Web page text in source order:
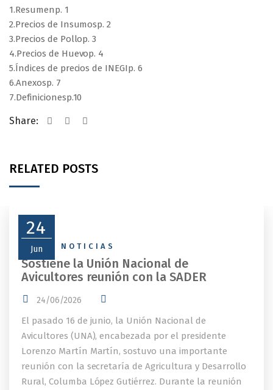
1.Resumenp. 1
2.Precios de Insumosp. 2
3.Precios de Pollop. 3
4.Precios de Huevop. 4
5.Índices de precios de INEGIp. 6
6.Anexosp. 7
7.Definicionesp.10
Share:
RELATED POSTS
24
Jun
NEWS NOTICIAS
Sostiene la Unión Nacional de
Avicultores reunión con la SADER
24/06/2026
El pasado 16 de junio, la Unión Nacional de
Avicultores (UNA), encabezada por el presidente
Lorenzo Martín Martín, sostuvo una importante
reunión con la secretaría de Agricultura y Desarrollo
Rural, Columba López Gutiérrez. Durante la reunión